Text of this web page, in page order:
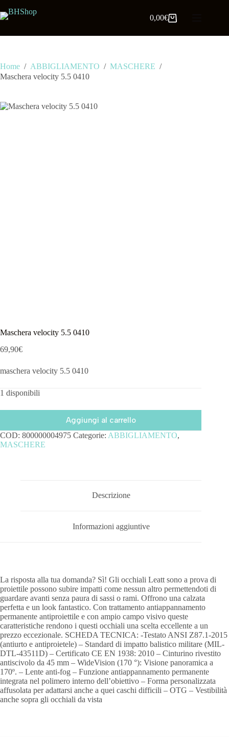
0,00€
Home / ABBIGLIAMENTO / MASCHERE /
Maschera velocity 5.5 0410
Maschera velocity 5.5 0410
69,90€
maschera velocity 5.5 0410
1 disponibili
Aggiungi al carrello
COD: 800000004975 Categorie: ABBIGLIAMENTO,
MASCHERE
Descrizione
Informazioni aggiuntive
La risposta alla tua domanda? Sì! Gli occhiali Leatt sono a prova di
proiettile possono subire impatti come nessun altro permettendoti di
guardare avanti senza paura di sassi o rami. Offrono una calzata
perfetta e un look fantastico. Con trattamento antiappannamento
permanente antiproiettile e con ampio campo visivo queste
caratteristiche rendono i questi occhiali una scelta eccellente a un
prezzo eccezionale. SCHEDA TECNICA: -Testato ANSI Z87.1-2015
(antiurto e antiproietele) – Standard di impatto balistico militare (MIL-
DTL-43511D) – Certificato CE EN 1938: 2010 – Cinturino rivestito
antiscivolo da 45 mm – WideVision (170 °): Visione panoramica a
170º. – Lente anti-fog – Funzione antiappannamento permanente
integrata nel polimero interno dell’obiettivo – Forma personalizzata
affusolata per adattarsi anche a quei caschi difficili – OTG – Vestibilità
anche sopra gli occhiali da vista